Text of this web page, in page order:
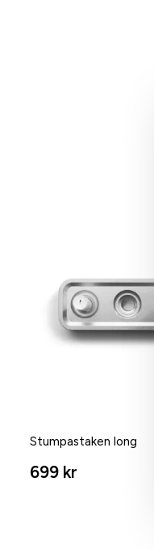
Stumpastaken long
699 kr